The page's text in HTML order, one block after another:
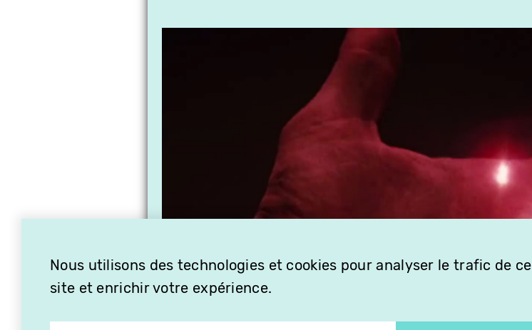
Nous utilisons des technologies et cookies pour analyser le trafic de ce
site et enrichir votre expérience.